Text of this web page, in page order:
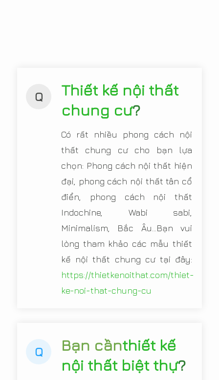
Q
Thiết kế nội thất
chung cư?
Có rất nhiều phong cách nội
thất chung cư cho bạn lựa
chọn: Phong cách nội thất hiện
đại, phong cách nội thất tân cổ
điển, phong cách nội thất
Indochine, Wabi sabi,
Minimalism, Bắc Âu...Bạn vui
lòng tham khảo các mẫu thiết
kế nội thất chung cư tại đây:
https://thietkenoithat.com/thiet-
ke-noi-that-chung-cu
Q Bạn cầnthiết kế
nội thất biệt thự?